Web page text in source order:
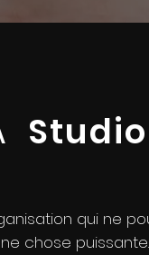
Studio
qui ne
chose